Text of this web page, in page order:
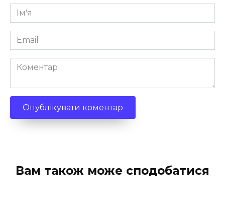
Ім'я
*
Email
*
Коментар
Вам також може сподобатися